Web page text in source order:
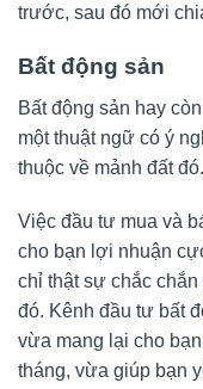
trước, sau đó mới
Bất động sản
Bất động sản hay
một thuật ngữ có ý
thuộc về mảnh đất đó.
Việc đầu tư mua và
cho bạn lợi nhuận
chỉ thật sự chắc
đó. Kênh đầu tư bất
vừa mang lại cho
tháng, vừa giúp bạn